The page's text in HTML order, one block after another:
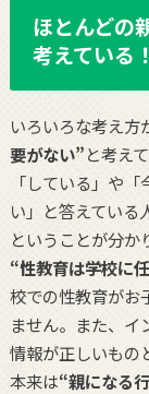
ほとんどの
考えている！
いろいろな考え方
要がない”と考え
「している」や
い」と答えている
ということが分か
“性教育は学校に
校での性教育がお
ません。また、
情報が正しいもの
本来は“親になる